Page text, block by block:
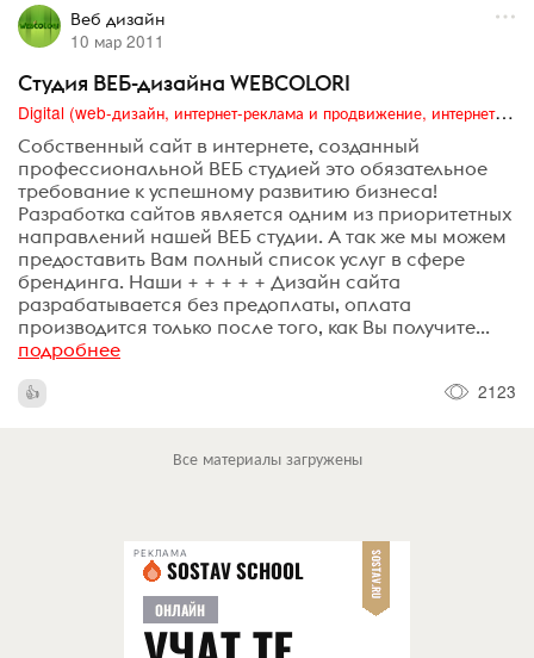
Веб дизайн
10 мар 2011
Студия ВЕБ-дизайна WEBCOLORI
Digital (web-дизайн, интернет-реклама и продвижение, интернет-сообщества и блоги, интернет-коммуникации, мобильный маркетинг, реклама на цифровых экранах)
Собственный сайт в интернете, созданный
профессиональной ВЕБ студией это обязательное
требование к успешному развитию бизнеса!
Разработка сайтов является одним из приоритетных
направлений нашей ВЕБ студии. А так же мы можем
предоставить Вам полный список услуг в сфере
брендинга. Наши + + + + + Дизайн сайта
разрабатывается без предоплаты, оплата
производится только после того, как Вы получите...
подробнее
2123
Все материалы загружены
РЕКЛАМА